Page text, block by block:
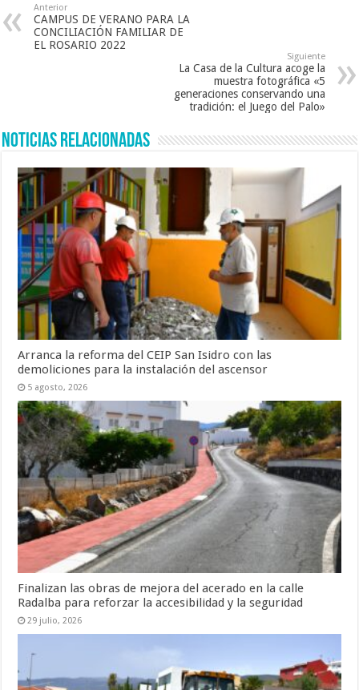
Anterior
CAMPUS DE VERANO PARA LA
CONCILIACIÓN FAMILIAR DE
EL ROSARIO 2022
Siguiente
La Casa de la Cultura acoge la
muestra fotográfica «5
generaciones conservando una
tradición: el Juego del Palo»
Noticias Relacionadas
Arranca la reforma del CEIP San Isidro con las
demoliciones para la instalación del ascensor
5 agosto, 2026
Finalizan las obras de mejora del acerado en la calle
Radalba para reforzar la accesibilidad y la seguridad
29 julio, 2026